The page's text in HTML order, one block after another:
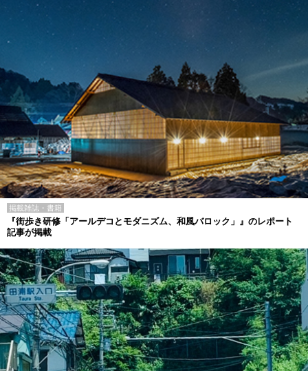
掲載雑誌・書籍
『街歩き研修「アールデコとモダニズム、和風バロック」』のレポート
記事が掲載